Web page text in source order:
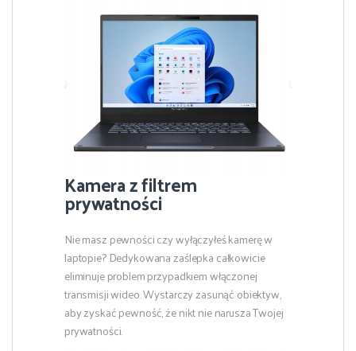
Kamera z filtrem
prywatności
Nie masz pewności czy wyłączyłeś kamerę w
laptopie? Dedykowana zaślepka całkowicie
eliminuje problem przypadkiem włączonej
transmisji wideo. Wystarczy zasunąć obiektyw,
aby zyskać pewność, że nikt nie narusza Twojej
prywatności.